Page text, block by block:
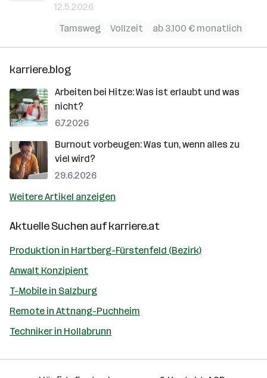
12.5.2026
Tamsweg
Vollzeit ab 3.100 € monatlich
karriere.blog
Arbeiten bei Hitze: Was ist erlaubt und was
nicht?
6.7.2026
Burnout vorbeugen: Was tun, wenn alles zu
viel wird?
29.6.2026
Weitere Artikel anzeigen
Aktuelle Suchen aufkarriere.at
Produktion in Hartberg-Fürstenfeld (Bezirk)
Anwalt Konzipient
T-Mobile in Salzburg
Remote in Attnang-Puchheim
Techniker in Hollabrunn